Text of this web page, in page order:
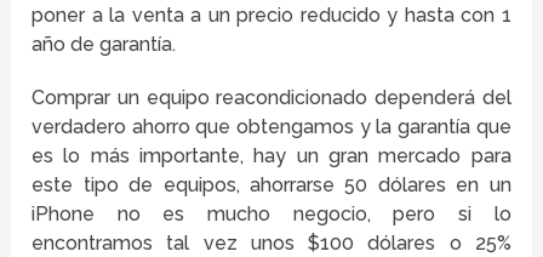
poner a la venta a un precio reducido y hasta con 1
año de garantía.
Comprar un equipo reacondicionado dependerá del
verdadero ahorro que obtengamos y la garantía que
es lo más importante, hay un gran mercado para
este tipo de equipos, ahorrarse 50 dólares en un
iPhone no es mucho negocio, pero si lo
encontramos tal vez unos $100 dólares o 25%